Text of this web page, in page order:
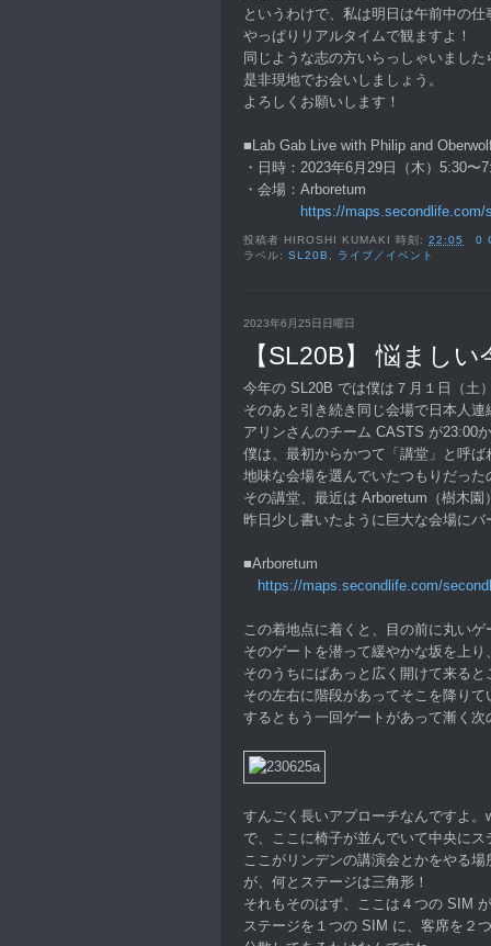
というわけで、私は明日は午前中の
やっぱりリアルタイムで観ますよ！
同じような志の方いらっしゃいました
是非現地でお会いしましょう。
よろしくお願いします！
■Lab Gab Live with Philip and
・日時：2023年6月29日（木）5:30〜
・会場：Arboretum
https://maps.secondlife.com/
投稿者 HIROSHI KUMAKI 時刻:22:05
0
ラベル:SL20B , ライブ／イベント
2023年6月25日日曜日
【SL20B】 悩まし
今年の SL20B では僕は７月１日（土
そのあと引き続き同じ会場で日本人
アリンさんのチーム CASTS が23:00
僕は、最初からかつて「講堂」と呼ば
地味な会場を選んでいたつもりだった
その講堂、最近は Arboretum（樹木
昨日少し書いたように巨大な会場に
■Arboretum
https://maps.secondlife.com/
この着地点に着くと、目の前に丸い
そのゲートを潜って緩やかな坂を上り
そのうちにぱあっと広く開けて来る
その左右に階段があってそこを降り
するともう一回ゲートがあって漸く
すんごく長いアプローチなんですよ。
で、ここに椅子が並んでいて中央に
ここがリンデンの講演会とかをやる場
が、何とステージは三角形！
それもそのはず、ここは４つの SIM
ステージを１つの SIM に、客席を２